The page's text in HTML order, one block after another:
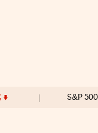
S&P 500